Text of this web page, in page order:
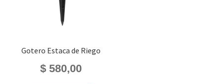
Gotero Estaca de Riego
$ 580,00